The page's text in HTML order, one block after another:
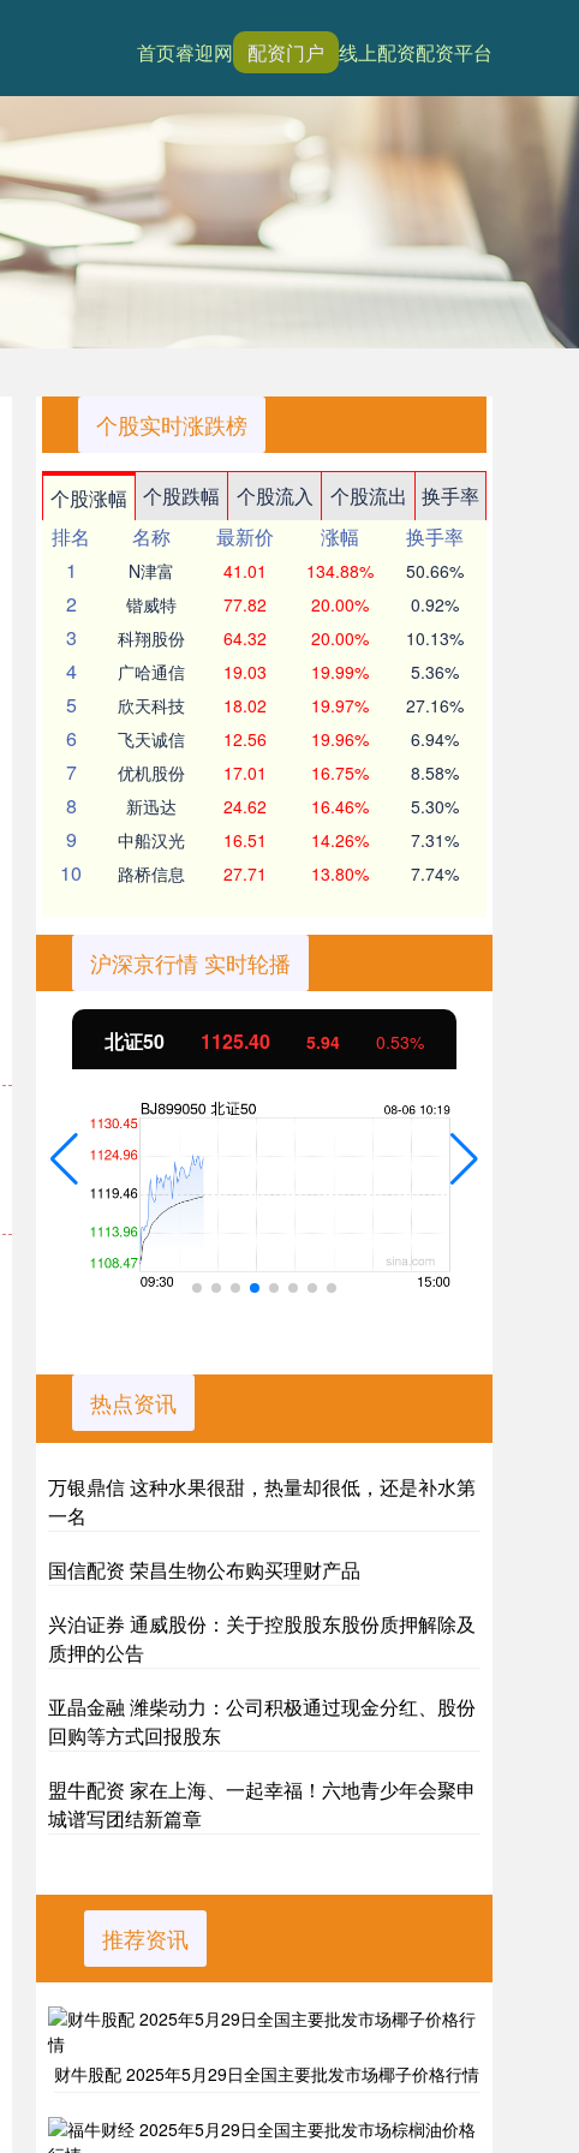
首页睿迎网 配资门户 线上配资配资平台
个股实时涨跌榜
个股涨幅 个股跌幅 个股流入 个股流出
换手率
排名
名称 最新价 涨幅
换手率
1
N津富 41.01 134.88% 50.66%
2 锴威特 77.82 20.00% 0.92%
3 科翔股份 64.32 20.00% 10.13%
4 广哈通信 19.03 19.99% 5.36%
5 欣天科技 18.02 19.97% 27.16%
6 飞天诚信 12.56 19.96% 6.94%
7 优机股份 17.01 16.75% 8.58%
8 新迅达 24.62 16.46% 5.30%
9 中船汉光 16.51 14.26% 7.31%
10 路桥信息 27.71 13.80% 7.74%
沪深京行情 实时轮播
北证50 1125.51 6.05 0.54%
热点资讯
万银鼎信 这种水果很甜，热量却很低，还是补水第
一名
国信配资 荣昌生物公布购买理财产品
兴泊证券 通威股份：关于控股股东股份质押解除及
质押的公告
亚晶金融 潍柴动力：公司积极通过现金分红、股份
回购等方式回报股东
盟牛配资 家在上海、一起幸福！六地青少年会聚申
城谱写团结新篇章
推荐资讯
财牛股配 2025年5月29日全国主要批发市场椰子价格行情